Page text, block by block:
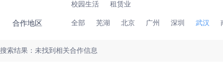
校园生活
租赁业
合作地区 全部 芜湖 北京 广州 深圳 武汉
搜索结果：未找到相关合作信息